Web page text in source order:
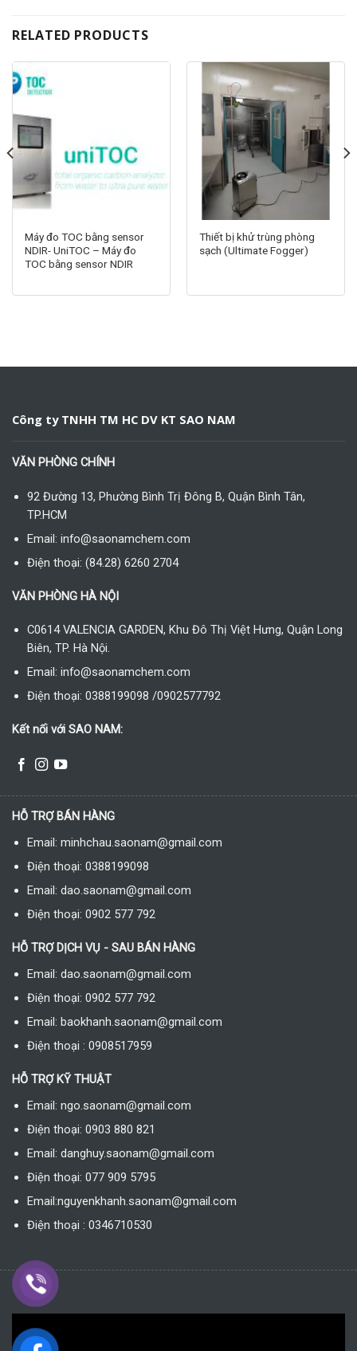
RELATED PRODUCTS
Máy đo TOC bằng sensor
NDIR- UniTOC – Máy đo
TOC bằng sensor NDIR
Thiết bị khử trùng phòng
sạch (Ultimate Fogger)
Công ty TNHH TM HC DV KT SAO NAM
VĂN PHÒNG CHÍNH
92 Đường 13, Phường Bình Trị Đông B, Quận Bình Tân,
TP.HCM
Email: info@saonamchem.com
Điện thoại: (84.28) 6260 2704
VĂN PHÒNG HÀ NỘI
C0614 VALENCIA GARDEN, Khu Đô Thị Việt Hưng, Quận Long
Biên, TP. Hà Nội.
Email: info@saonamchem.com
Điện thoại: 0388199098 /0902577792
Kết nối với SAO NAM:
HỖ TRỢ BÁN HÀNG
Email: minhchau.saonam@gmail.com
Điện thoại: 0388199098
Email: dao.saonam@gmail.com
Điện thoại: 0902 577 792
HỖ TRỢ DỊCH VỤ - SAU BÁN HÀNG
Email: dao.saonam@gmail.com
Điện thoại: 0902 577 792
Email: baokhanh.saonam@gmail.com
Điện thoại : 0908517959
HỖ TRỢ KỸ THUẬT
Email: ngo.saonam@gmail.com
Điện thoại: 0903 880 821
Email: danghuy.saonam@gmail.com
Điện thoại: 077 909 5795
Email:nguyenkhanh.saonam@gmail.com
Điện thoại : 0346710530